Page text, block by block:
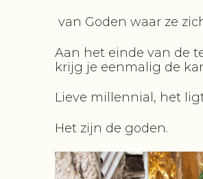
van Goden waar ze
Aan het einde van de
krijg je eenmalig de
Lieve millennial, het
Het zijn de goden.